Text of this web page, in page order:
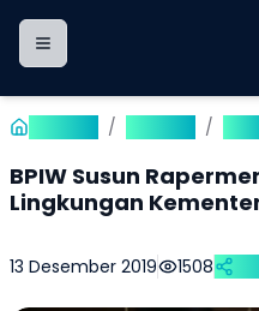
Toggle navigation menu
/ /
BPIW Susun
Lingkungan
13 Desember 2019 1508